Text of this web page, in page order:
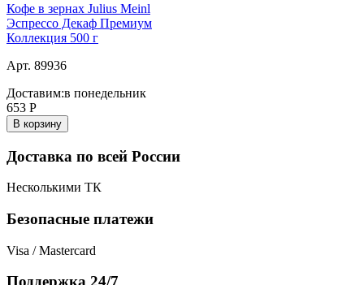
Кофе в зернах Julius Meinl
Эспрессо Декаф Премиум
Коллекция 500 г
Арт. 89936
Доставим:в понедельник
653 Р
В корзину
Доставка по всей России
Несколькими ТК
Безопасные платежи
Visa / Mastercard